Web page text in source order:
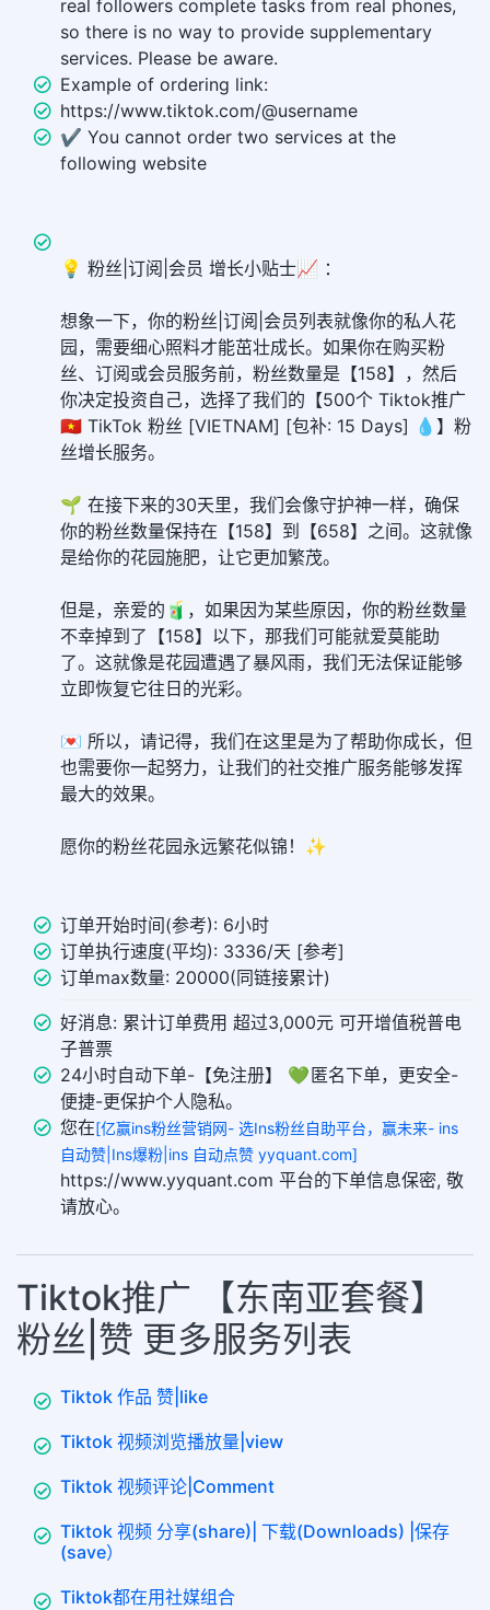
real followers complete tasks from real phones,
so there is no way to provide supplementary
services. Please be aware.
Example of ordering link:
https://www.tiktok.com/@username
✔️ You cannot order two services at the
following website
💡 粉丝|订阅|会员 增长小贴士📈 ：
想象一下，你的粉丝|订阅|会员列表就像你的私人花
园，需要细心照料才能茁壮成长。如果你在购买粉
丝、订阅或会员服务前，粉丝数量是【158】，然后
你决定投资自己，选择了我们的【500个 Tiktok推广
🇻🇳 TikTok 粉丝 [VIETNAM] [包补: 15 Days] 💧】粉
丝增长服务。
🌱 在接下来的30天里，我们会像守护神一样，确保
你的粉丝数量保持在【158】到【658】之间。这就像
是给你的花园施肥，让它更加繁茂。
但是，亲爱的🧃，如果因为某些原因，你的粉丝数量
不幸掉到了【158】以下，那我们可能就爱莫能助
了。这就像是花园遭遇了暴风雨，我们无法保证能够
立即恢复它往日的光彩。
💌 所以，请记得，我们在这里是为了帮助你成长，但
也需要你一起努力，让我们的社交推广服务能够发挥
最大的效果。
愿你的粉丝花园永远繁花似锦！✨
订单开始时间(参考): 6小时
订单执行速度(平均): 3336/天 [参考]
订单max数量: 20000(同链接累计)
好消息: 累计订单费用 超过3,000元 可开增值税普电
子普票
24小时自动下单-【免注册】 💚 匿名下单，更安全-
便捷-更保护个人隐私。
您在[亿赢ins粉丝营销网- 选Ins粉丝自助平台，赢未来- ins
自动赞|Ins爆粉|ins 自动点赞 yyquant.com]
https://www.yyquant.com 平台的下单信息保密, 敬
请放心。
Tiktok推广 【东南亚套餐】
粉丝|赞 更多服务列表
Tiktok 作品 赞|like
Tiktok 视频浏览播放量|view
Tiktok 视频评论|Comment
Tiktok 视频 分享(share)| 下载(Downloads) |保存
(save）
Tiktok都在用社媒组合